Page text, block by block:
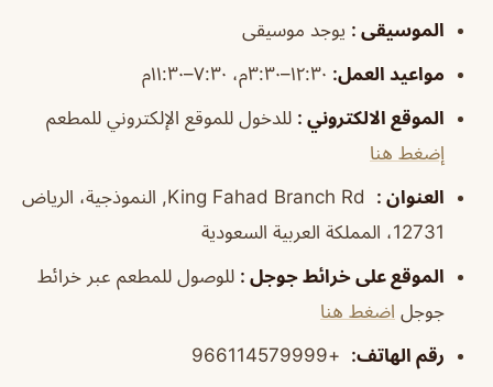
الموسيقى : يوجد موسيقى
مواعيد العمل:
الموقع الالكتروني : للدخول للموقع الإلكتروني للمطعم
إضغط هنا
العنوان :
King Fahad Branch Rd, النموذجية، الرياض
12731، المملكة العربية السعودية
الموقع على خرائط جوجل : للوصول للمطعم عبر خرائط
جوجل اضغط هنا
رقم الهاتف:
+966114579999